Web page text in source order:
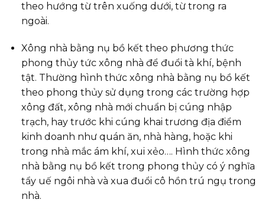
theo hướng từ trên xuống dưới, từ trong ra
ngoài.
Xông nhà bằng nụ bồ kết theo phương thức
phong thủy tức xông nhà để đuổi tà khí, bệnh
tật. Thường hình thức xông nhà bằng nụ bồ kết
theo phong thủy sử dụng trong các trường hợp
xông đất, xông nhà mới chuẩn bị cúng nhập
trạch, hay trước khi cúng khai trương địa điểm
kinh doanh như quán ăn, nhà hàng, hoặc khi
trong nhà mắc ám khí, xui xẻo…. Hình thức xông
nhà bằng nụ bồ kết trong phong thủy có ý nghĩa
tẩy uế ngôi nhà và xua đuổi cô hồn trú ngụ trong
nhà.